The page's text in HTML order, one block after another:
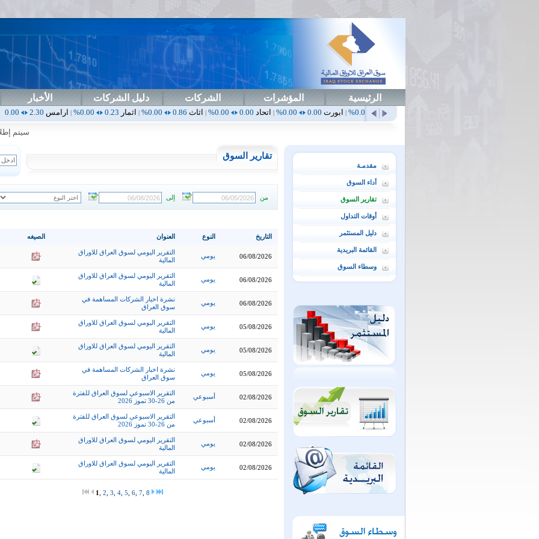
الرئيسية المؤشرات الشركات دليل الشركات الأخبار
ابورت 0.00%
|اتحاد 0.00%
|اثاث0.86
0.00%
|اثمار 0.00%
|ارامس2.30
|اربيل 0.00
سيتم إطلاق
مقدمـة
أداء السوق
تقارير السوق
أوقات التداول
دليل المستثمر
القائمة البريدية
وسطاء السوق
تقارير السوق
من إلى
الصيغه العنوان النوع التاريخ
التقرير اليومي لسوق العراق للاوراق
المالية
يومي 06/08/2026
التقرير اليومي لسوق العراق للاوراق
المالية
يومي 06/08/2026
نشرة اخبار الشركات المساهمة في
سوق العراق
يومي 06/08/2026
التقرير اليومي لسوق العراق للاوراق
المالية
يومي 05/08/2026
التقرير اليومي لسوق العراق للاوراق
المالية
يومي 05/08/2026
نشرة اخبار الشركات المساهمة في
سوق العراق
يومي 05/08/2026
التقرير الاسبوعي لسوق العراق للفترة
من 26-30 تموز 2026
أسبوعي 02/08/2026
التقرير الاسبوعي لسوق العراق للفترة
من 26-30 تموز 2026
أسبوعي 02/08/2026
التقرير اليومي لسوق العراق للاوراق
المالية
يومي 02/08/2026
التقرير اليومي لسوق العراق للاوراق
المالية
يومي 02/08/2026
1 2 3 4 5 6 7 8